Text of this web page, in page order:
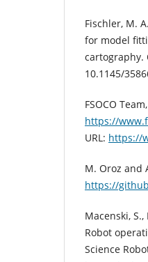
Fischler, M.
for model
cartography.
10.1145/
FSOCO
https://
URL: https://
M. Oroz and
https://
Macenski, S.,
Robot
Science